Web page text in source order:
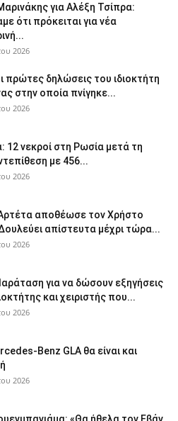
για Αλέξη Τσίπρα:
ότι πρόκειται για νέα
2026
πρώτες δηλώσεις του ιδιοκτήτη
στην οποία πνίγηκε...
2026
12 νεκροί στη Ρωσία μετά τη
με 456...
2026
αποθέωσε τον Χρήστο
απίστευτα μέχρι τώρα...
2026
για να δώσουν εξηγήσεις
και χειριστής που...
2026
Benz GLA θα είναι και
2026
«Θα ήθελα τον Εβάν